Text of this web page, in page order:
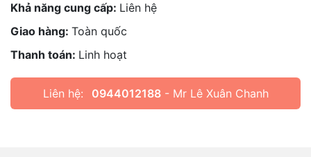
Khả năng cung cấp: Liên hệ
Giao hàng: Toàn quốc
Thanh toán: Linh hoạt
Liên hệ: 0944012188- Mr Lê Xuân Chanh